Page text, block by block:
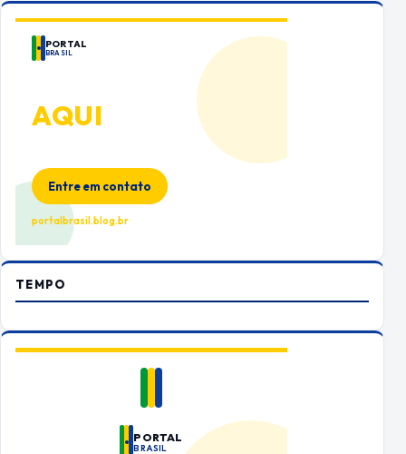
PORTAL
BRASIL
AQUI
Entre em contato
portalbrasil.blog.br
TEMPO
PORTAL
BRASIL